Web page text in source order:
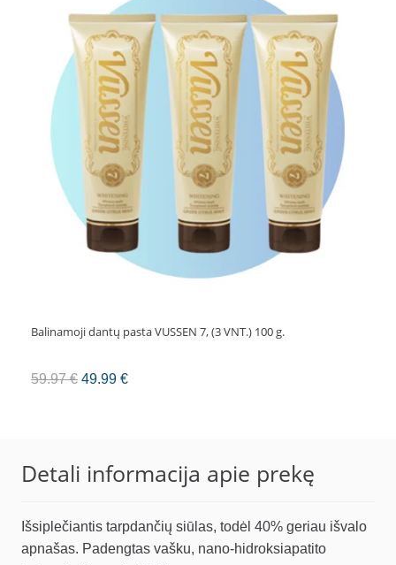
Balinamoji dantų pasta VUSSEN 7, (3 VNT.) 100 g.
59.97€ Original
49.99 €Current
Detali informacija apie prekę
Išsiplečiantis tarpdančių siūlas, todėl 40% geriau išvalo
apnašas. Padengtas vašku, nano-hidroksiapatito